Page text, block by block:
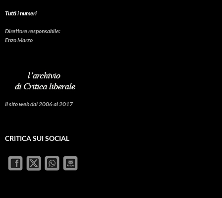
Tutti i numeri
Direttore responsabile:
Enzo Marzo
Il sito web dal 2006 al 2017
CRITICA SUI SOCIAL